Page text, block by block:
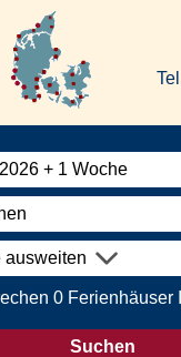
+ 1 Woche
ausweiten
0 Ferienhäuser
Suchen